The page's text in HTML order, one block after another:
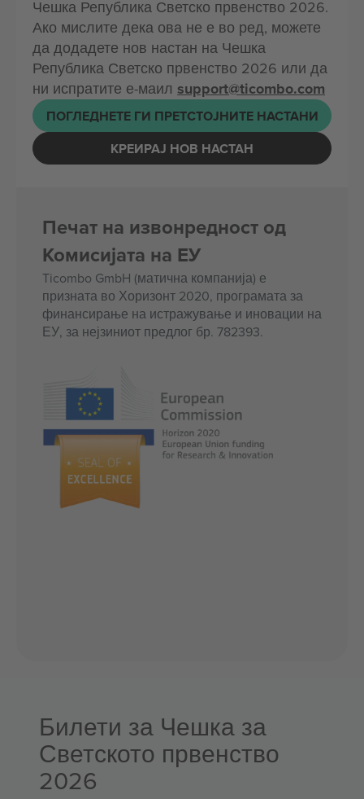
Чешка Република Светско првенство 2026.
Ако мислите дека ова не е во ред, можете
да додадете нов настан на Чешка
Република Светско првенство 2026 или да
ни испратите е-маил support@ticombo.com
ПОГЛЕДНЕТЕ ГИ ПРЕТСТОЈНИТЕ НАСТАНИ
КРЕИРАЈ НОВ НАСТАН
Печат на извонредност од
Комисијата на ЕУ
Ticombo GmbH (матична компанија) е
призната во Хоризонт 2020, програмата за
финансирање на истражување и иновации на
ЕУ, за нејзиниот предлог бр. 782393.
Билети за Чешка за
Светското првенство
2026